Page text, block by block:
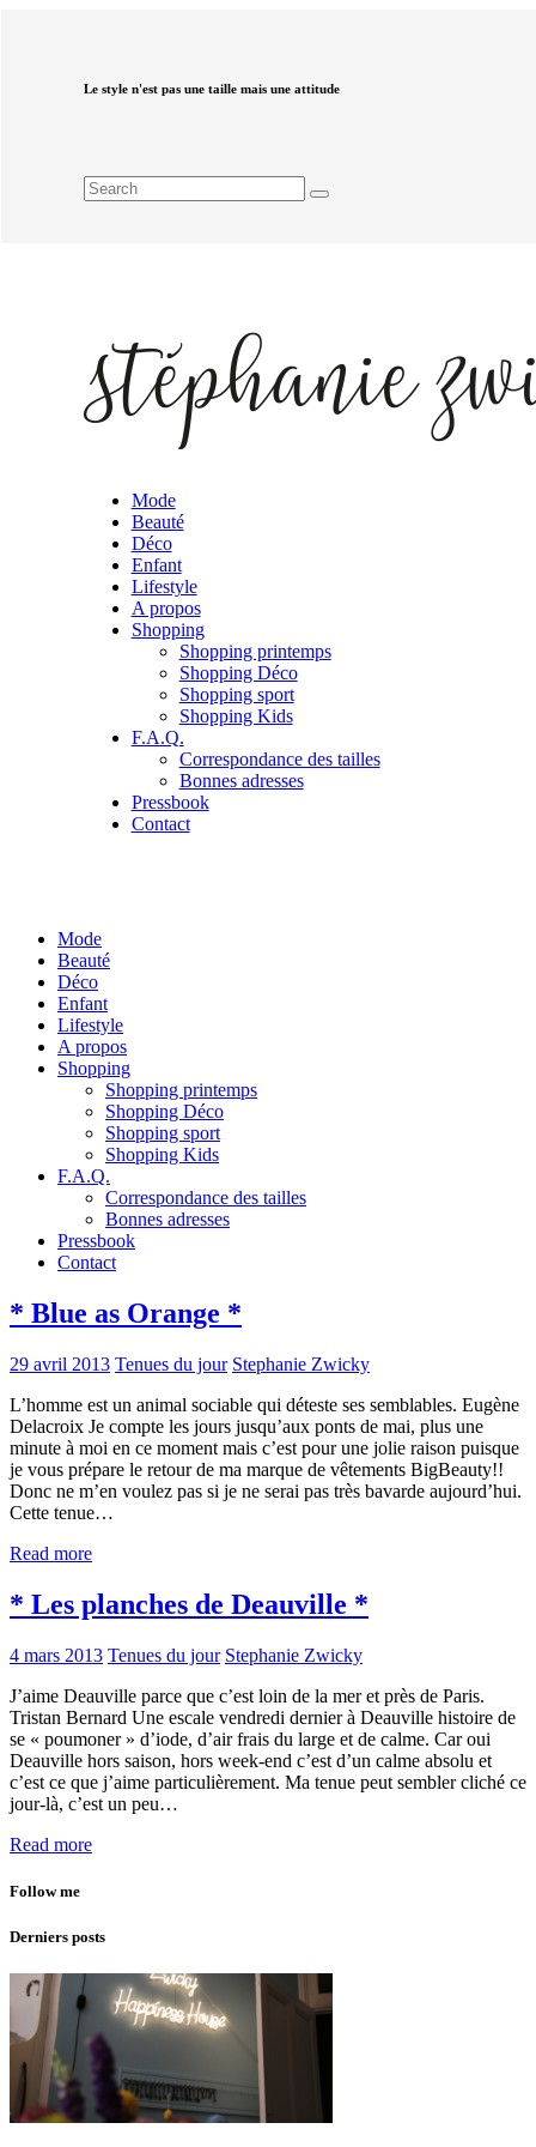
Le style n'est pas une taille mais une attitude
Mode
Beauté
Déco
Enfant
Lifestyle
A propos
Shopping
Shopping printemps
Shopping Déco
Shopping sport
Shopping Kids
F.A.Q.
Correspondance des tailles
Bonnes adresses
Pressbook
Contact
Mode
Beauté
Déco
Enfant
Lifestyle
A propos
Shopping
Shopping printemps
Shopping Déco
Shopping sport
Shopping Kids
F.A.Q.
Correspondance des tailles
Bonnes adresses
Pressbook
Contact
* Blue as Orange *
29 avril 2013 Tenues du jour Stephanie Zwicky
L’homme est un animal sociable qui déteste ses semblables. Eugène
Delacroix Je compte les jours jusqu’aux ponts de mai, plus une
minute à moi en ce moment mais c’est pour une jolie raison puisque
je vous prépare le retour de ma marque de vêtements BigBeauty!!
Donc ne m’en voulez pas si je ne serai pas très bavarde aujourd’hui.
Cette tenue…
Read more
* Les planches de Deauville *
4 mars 2013 Tenues du jour Stephanie Zwicky
J’aime Deauville parce que c’est loin de la mer et près de Paris.
Tristan Bernard Une escale vendredi dernier à Deauville histoire de
se « poumoner » d’iode, d’air frais du large et de calme. Car oui
Deauville hors saison, hors week-end c’est d’un calme absolu et
c’est ce que j’aime particulièrement. Ma tenue peut sembler cliché ce
jour-là, c’est un peu…
Read more
Follow me
Derniers posts